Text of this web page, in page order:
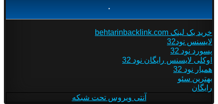
.
خرید بک لینک behtarinbacklink.com
لایسنس نود32
پسورد نود 32
اوکلی لایسنس رایگان نود 32
همیار نود 32
بهترین سئو
رایگان
آنتی ویروس تحت شبکه